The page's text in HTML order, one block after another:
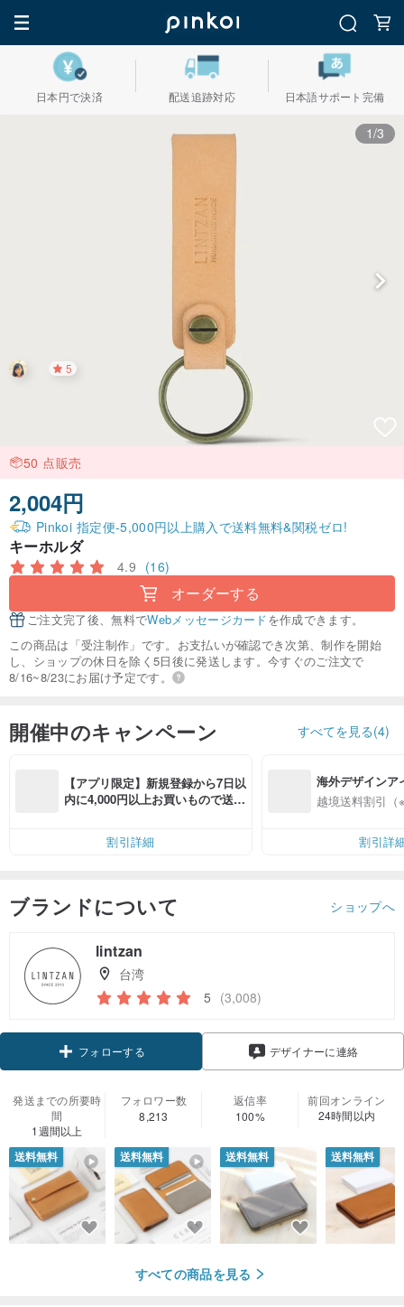
日本円で決済 配送追跡対応 日本語サポート完備
1/3
5
50 点販売
2,004円
Pinkoi 指定便-5,000円以上購入で送料無料&関税ゼロ!
キーホルダ
4.9 (16)
オーダーする
ご注文完了後、無料でWebメッセージカードを作成できます。
この商品は「受注制作」です。お支払いが確認でき次第、制作を開始
し、ショップの休日を除く5日後に発送します。今すぐのご注文で
8/16~8/23にお届け予定です。
開催中のキャンペーン すべてを見る(4)
【アプリ限定】新規登録から7日以
内に4,000円以上お買いもので送料
割引詳細
海外デザインア
入
越境送料割引（
割引詳
ブランドについて ショップへ
lintzan
台湾
5 (3,008)
フォローする デザイナーに連絡
発送までの所要時
間
1週間以上
フォロワー数
8,213
返信率
100%
前回オンライン
24時間以内
送料無料 送料無料 送料無料 送料無料
すべての商品を見る